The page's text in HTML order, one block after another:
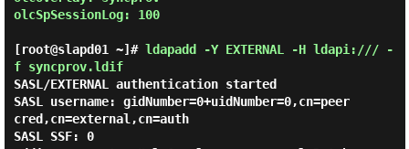
olcSpSessionLog: 100
[root@slapd01 ~]# ldapadd -Y EXTERNAL -H ldapi:/// -
f syncprov.ldif
SASL/EXTERNAL authentication started
SASL username: gidNumber=0+uidNumber=0,cn=peer
cred,cn=external,cn=auth
SASL SSF: 0